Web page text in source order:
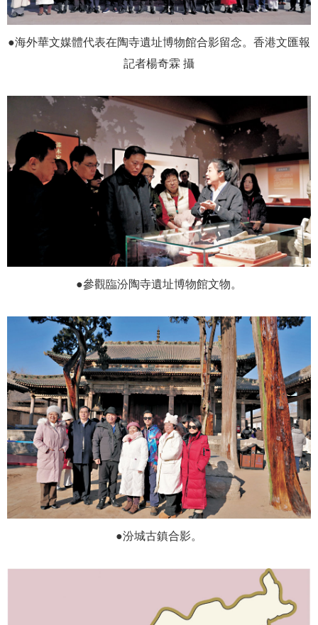
●海外華文媒體代表在陶寺遺址博物館合影留念。香港文匯報
記者楊奇霖 攝
●參觀臨汾陶寺遺址博物館文物。
●汾城古鎮合影。